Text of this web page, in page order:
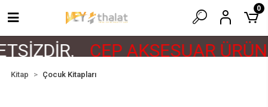
CEP AKSESUAR
0
Kitap Çocuk Kitapları